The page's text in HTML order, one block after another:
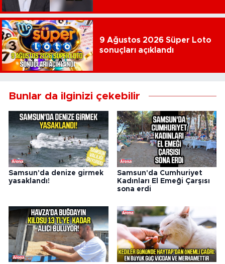
9 Ağustos 2026 Süper Loto
sonuçları açıklandı
Bunlar da ilginizi çekebilir
Samsun'da denize girmek
yasaklandı!
Samsun'da Cumhuriyet
Kadınları El Emeği Çarşısı
sona erdi